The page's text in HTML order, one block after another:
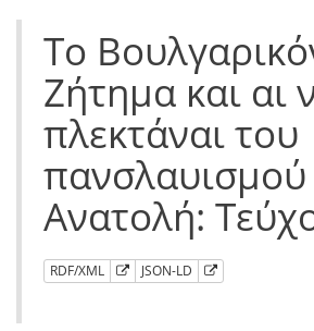
Το
Ζήτημα και αι
πλεκτάναι του
πανσλαυισμού
Ανατολή:
RDF/XML JSON-LD